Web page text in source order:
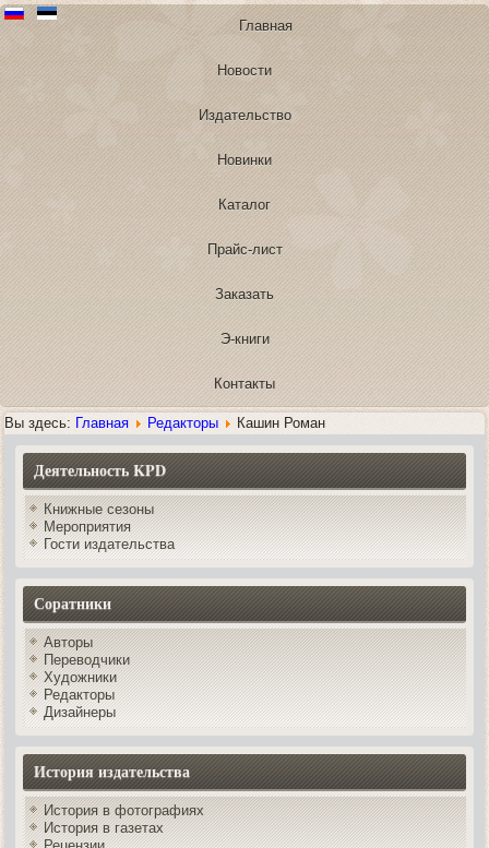
Главная
Новости
Издательство
Новинки
Каталог
Прайс-лист
Заказать
Э-книги
Контакты
Вы здесь: Главная Редакторы Кашин Роман
Деятельность KPD
Книжные сезоны
Мероприятия
Гости издательства
Соратники
Авторы
Переводчики
Художники
Редакторы
Дизайнеры
История издательства
История в фотографиях
История в газетах